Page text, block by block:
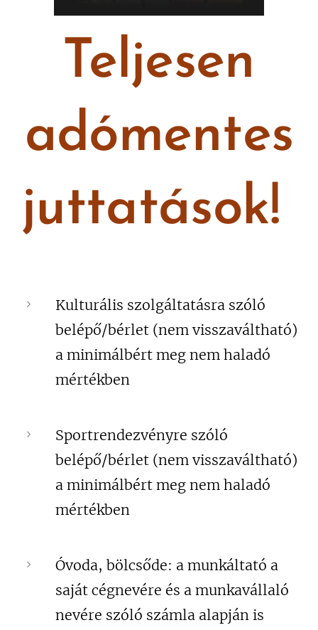
Teljesen
adómentes
juttatások!
Kulturális szolgáltatásra szóló
belépő/bérlet (nem visszaváltható)
a minimálbért meg nem haladó
mértékben
Sportrendezvényre szóló
belépő/bérlet (nem visszaváltható)
a minimálbért meg nem haladó
mértékben
Óvoda, bölcsőde: a munkáltató a
saját cégnevére és a munkavállaló
nevére szóló számla alapján is